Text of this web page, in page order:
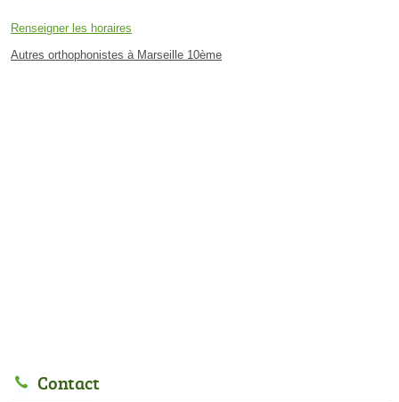
Renseigner les horaires
Autres orthophonistes à Marseille 10ème
Contact